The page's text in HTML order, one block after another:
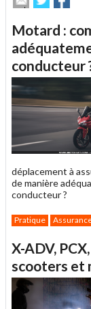
cet
à
un
ami
sur
sur
Motard :
conducteur
déplacement à
de manière
conducteur ?
Pratique
X-ADV,
scooters et